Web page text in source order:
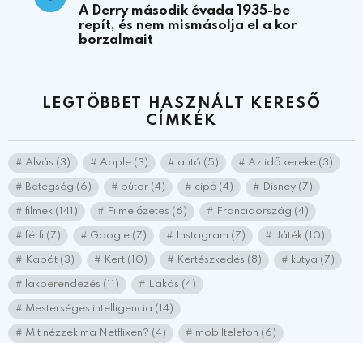
A Derry második évada 1935-be
repít, és nem mismásolja el a kor
borzalmait
LEGTÖBBET HASZNÁLT KERESŐ
CÍMKÉK
Alvás (3) Apple (3) autó (5) Az idő kereke (3)
Betegség (6) bútor (4) cipő (4) Disney (7)
filmek (141) Filmelőzetes (6) Franciaország (4)
férfi (7) Google (7) Instagram (7) Játék (10)
Kabát (3) Kert (10) Kertészkedés (8) kutya (7)
lakberendezés (11) Lakás (4)
Mesterséges intelligencia (14)
Mit nézzek ma Netflixen? (4) mobiltelefon (6)